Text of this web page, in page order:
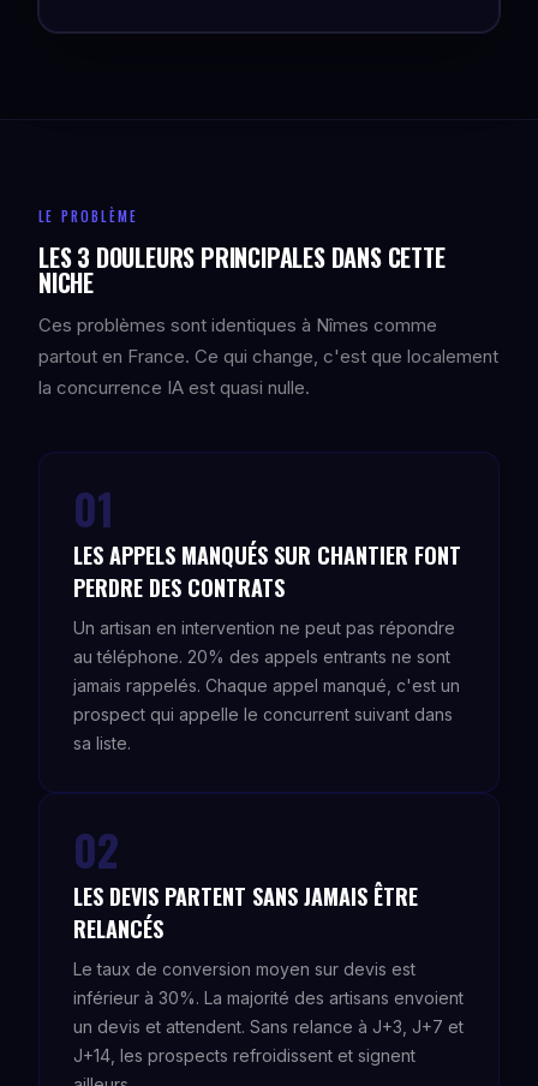
LE PROBLÈME
LES 3 DOULEURS PRINCIPALES DANS CETTE
NICHE
Ces problèmes sont identiques à Nîmes comme
partout en France. Ce qui change, c'est que localement
la concurrence IA est quasi nulle.
01
LES APPELS MANQUÉS SUR CHANTIER FONT
PERDRE DES CONTRATS
Un artisan en intervention ne peut pas répondre
au téléphone. 20% des appels entrants ne sont
jamais rappelés. Chaque appel manqué, c'est un
prospect qui appelle le concurrent suivant dans
sa liste.
02
LES DEVIS PARTENT SANS JAMAIS ÊTRE
RELANCÉS
Le taux de conversion moyen sur devis est
inférieur à 30%. La majorité des artisans envoient
un devis et attendent. Sans relance à J+3, J+7 et
J+14, les prospects refroidissent et signent